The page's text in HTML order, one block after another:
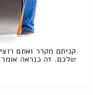
קניתם מקרר ואתם
שלכם. זה כנראה